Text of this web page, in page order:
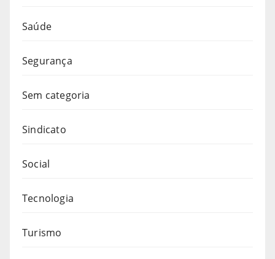
Saúde
Segurança
Sem categoria
Sindicato
Social
Tecnologia
Turismo